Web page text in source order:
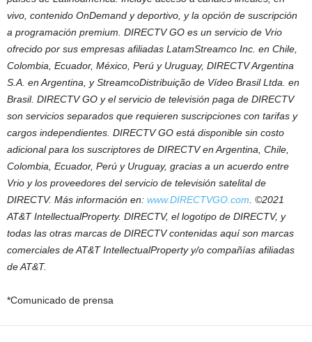
vivo, contenido OnDemand y deportivo, y la opción de suscripción
a programación premium. DIRECTV GO es un servicio de Vrio
ofrecido por sus empresas afiliadas LatamStreamco Inc. en Chile,
Colombia, Ecuador, México, Perú y Uruguay, DIRECTV Argentina
S.A. en Argentina, y StreamcoDistribuição de Vídeo Brasil Ltda. en
Brasil. DIRECTV GO y el servicio de televisión paga de DIRECTV
son servicios separados que requieren suscripciones con tarifas y
cargos independientes. DIRECTV GO está disponible sin costo
adicional para los suscriptores de DIRECTV en Argentina, Chile,
Colombia, Ecuador, Perú y Uruguay, gracias a un acuerdo entre
Vrio y los proveedores del servicio de televisión satelital de
DIRECTV. Más información en: www.DIRECTVGO.com. ©2021
AT&T IntellectualProperty. DIRECTV, el logotipo de DIRECTV, y
todas las otras marcas de DIRECTV contenidas aquí son marcas
comerciales de AT&T IntellectualProperty y/o compañías afiliadas
de AT&T.
*Comunicado de prensa